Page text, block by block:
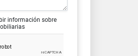
información sobre